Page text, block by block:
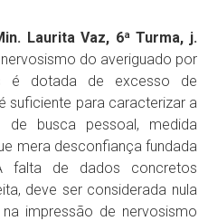
Laurita Vaz, 6ª Turma, j.
do averiguado por
é dotada de excesso de
suficiente para caracterizar a
de busca pessoal, medida
mera desconfiança fundada
falta de dados concretos
deve ser considerada nula
impressão de nervosismo